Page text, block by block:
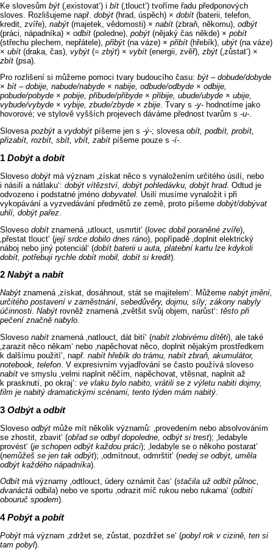
Ke slovesům být (‚existovat‘) i bít (‚tlouct‘) tvoříme řadu předponových
sloves. Rozlišujeme např. dobýt (hrad, úspěch) × dobít (baterii, telefon,
kredit, zvíře), nabýt (majetek, vědomosti) × nabít (zbraň, někomu), odbýt
(práci, nápadníka) × odbít (poledne), pobýt (nějaký čas někde) × pobít
(střechu plechem, nepřátele), přibýt (na váze) × přibít (hřebík), ubýt (na váze)
× ubít (draka, čas), vybýt (= zbýt) × vybít (energii, zvěř), zbýt (‚zůstat‘) ×
zbít (psa).
Pro rozlišení si můžeme pomoci tvary budoucího času: být –⁠⁠ dobude/dobyde
× bít –⁠⁠ dobije, nabude/nabyde × nabije, odbude/odbyde × odbije,
pobude/pobyde × pobije, přibude/přibyde × přibije, ubude/ubyde × ubije,
vybude/vybyde × vybije, zbude/zbyde × zbije. Tvary s ‑y‑ hodnotíme jako
hovorové; ve stylově vyšších projevech dáváme přednost tvarům s ‑u‑.
Slovesa pozbýt a vydobýt píšeme jen s ‑ý‑; slovesa obít, podbít, probít,
přizabít, rozbít, sbít, vbít, zabít píšeme pouze s ‑í‑.
Dobýtadobít
Sloveso dobýt má význam ‚získat něco s vynaložením určitého úsilí, nebo
i násilí a nátlaku‘: dobýt vítězství, dobýt pohledávku, dobýt hrad. Odtud je
odvozeno i podstatné jméno dobyvatel . Úsilí musíme vynaložit i při
vykopávání a vyzvedávání předmětů ze země, proto píšeme dobýt/dobývat
uhlí, dobýt pařez
Sloveso dobít znamená ‚utlouct, usmrtit‘ (lovec dobil poraněné zvíře),
‚přestat tlouct‘ (její srdce dobilo dnes ráno), popřípadě ‚doplnit elektrický
náboj nebo jiný potenciál‘ (dobít baterii u auta, platební kartu lze kdykoli
dobít, potřebuji rychle dobít mobil, dobít si kredit).
Nabýtanabít
Nabýt znamená ‚získat, dosáhnout, stát se majitelem‘. Můžeme nabýt jmění,
určitého postavení v zaměstnání, sebedůvěry, dojmu, síly; zákony nabyly
účinnosti. Nabýt rovněž znamená ‚zvětšit svůj objem, narůst‘: těsto při
pečení značně nabylo.
Sloveso nabít znamená ‚natlouct, dát bití‘ (nabít zlobivému dítěti), ale také
‚zarazit něco někam‘ nebo ‚napěchovat něco, doplnit nějakým prostředkem
k dalšímu použití‘, např. nabít hřebík do trámu, nabít zbraň, akumulátor,
notebook, telefon. V expresivním vyjadřování se často používá sloveso
nabít ve smyslu ‚velmi naplnit něčím, napěchovat, vtěsnat, naplnit až
k prasknutí, po okraj‘: ve vlaku bylo nabito, vrátili se z výletu nabiti dojmy,
film je nabitý dramatickými scénami, tento týden mám nabitý.
Odbýtaodbít
Sloveso odbýt může mít několik významů: ‚provedením nebo absolvováním
se zhostit, zbavit‘ (obřad se odbyl dopoledne, odbýt si trest); ‚ledabyle
provést‘ (je schopen odbýt každou práci); ‚ledabyle se o někoho postarat‘
(nemůžeš se jen tak odbýt); ‚odmítnout, odmrštit‘ (nedej se odbýt, uměla
odbýt každého nápadníka).
Odbít má významy ‚odtlouct, údery oznámit čas‘ (stačila už odbít půlnoc,
dvanáctá odbila) nebo ve sportu ‚odrazit míč rukou nebo rukama‘ (odbití
obouruč spodem).
Pobýtapobít
Pobýt má význam ‚zdržet se, zůstat, pozdržet se‘ (pobyl rok v cizině, ten si
tam pobyl).